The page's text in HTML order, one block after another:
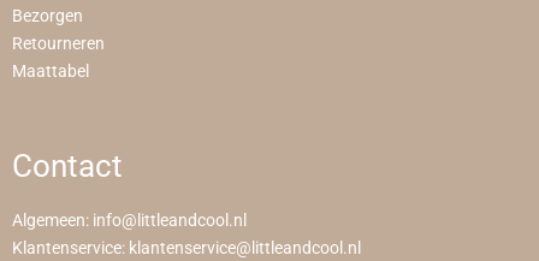
Bezorgen
Retourneren
Maattabel
Contact
Algemeen: info@littleandcool.nl
Klantenservice: klantenservice@littleandcool.nl